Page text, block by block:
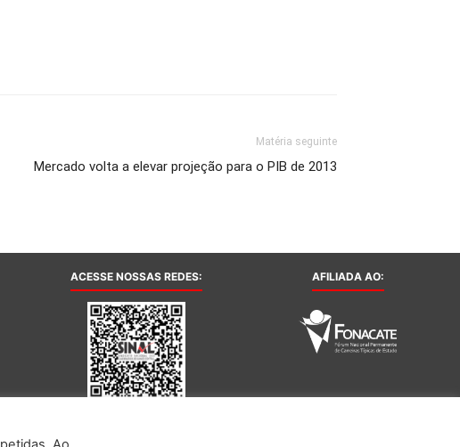
Matéria seguinte
Mercado volta a elevar projeção para o PIB de 2013
ACESSE NOSSAS REDES: AFILIADA AO: